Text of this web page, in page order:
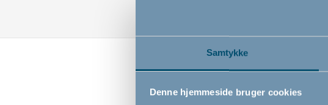
Samtykke
Denne hjemmeside bruger cookies